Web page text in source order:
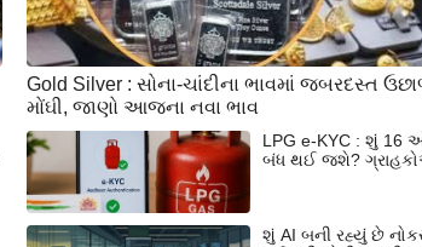
Gold Silver : સોના-ચાંદીના ભાવમાં જબરદસ્ત
મોંઘી, જાણો આજના નવા ભાવ
LPG e-KYC : શું 16
બંધ થઈ જશે?
શું AI બની રહ્યું છે